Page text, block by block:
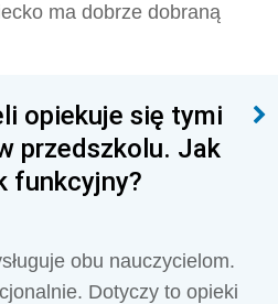
ma dobrze dobraną
opiekuje się tymi
przedszkolu. Jak
funkcyjny?
obu nauczycielom.
Dotyczy to opieki